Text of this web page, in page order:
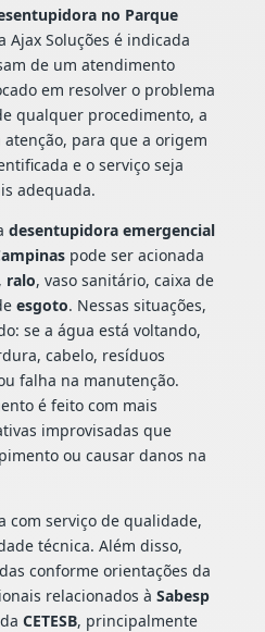
no Parque
Ajax Soluções é indicada
de um atendimento
em resolver o problema
qualquer procedimento, a
para que a origem
e o serviço seja
adequada.
desentupidora emergencial
pode ser acionada
ralo, vaso sanitário, caixa de
esgoto. Nessas situações,
se a água está voltando,
cabelo, resíduos
falha na manutenção.
é feito com mais
improvisadas que
ou causar danos na
com serviço de qualidade,
técnica. Além disso,
conforme orientações da
relacionados à Sabesp
CETESB, principalmente